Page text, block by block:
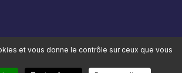
droits réservés
et vous donne le contrôle sur ceux que vous